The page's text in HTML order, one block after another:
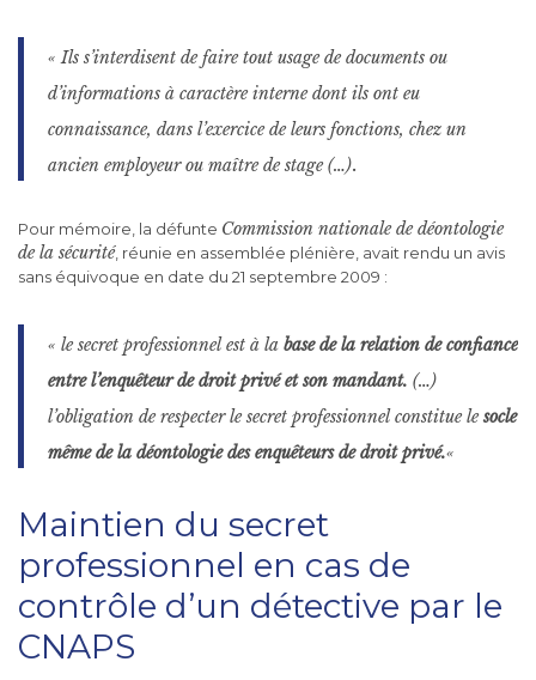
« Ils s’interdisent de faire tout usage de documents ou
d’informations à caractère interne dont ils ont eu
connaissance, dans l’exercice de leurs fonctions, chez un
ancien employeur ou maître de stage (…).
Pour mémoire, la défunte Commission nationale de déontologie
de la sécurité, réunie en assemblée plénière, avait rendu un avis
sans équivoque en date du 21 septembre 2009 :
« le secret professionnel est à la base de la relation de confiance
entre l’enquêteur de droit privé et son mandant. (…)
l’obligation de respecter le secret professionnel constitue lesocle
même de la déontologie des enquêteurs de droit privé.«
Maintien du secret
professionnel en cas de
contrôle d’un détective par le
CNAPS